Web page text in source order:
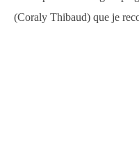
(Coraly Thibaud) que je